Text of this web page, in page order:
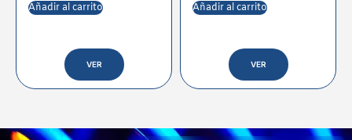
Añadir al carrito
VER
Añadir al carrito
VER